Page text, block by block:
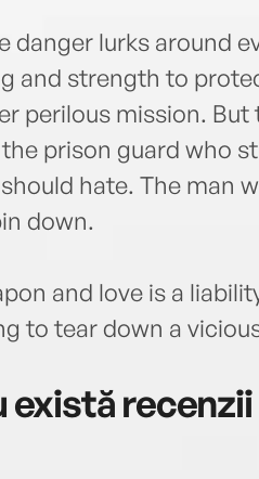
danger lurks around
and strength to
perilous mission. But
prison guard who
hate. The man
down.
and love is a
to tear down a
există